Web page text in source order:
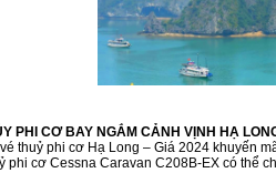
PHI CƠ BAY NGẮM CẢNH VỊNH HẠ
thuỷ phi cơ Hạ Long – Giá 2024 khuyến
phi cơ Cessna Caravan C208B-EX có thể